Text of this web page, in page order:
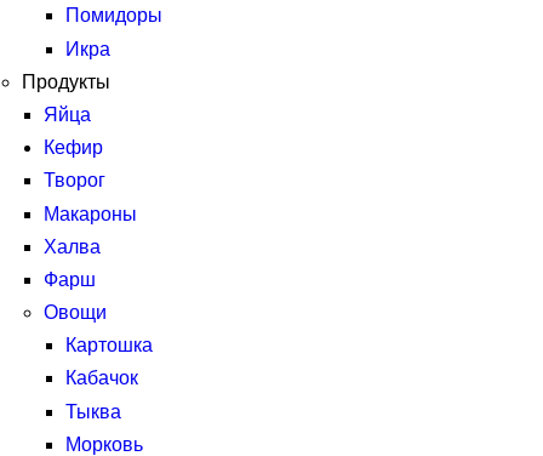
Помидоры
Икра
Продукты
Яйца
Кефир
Творог
Макароны
Халва
Фарш
Овощи
Картошка
Кабачок
Тыква
Морковь